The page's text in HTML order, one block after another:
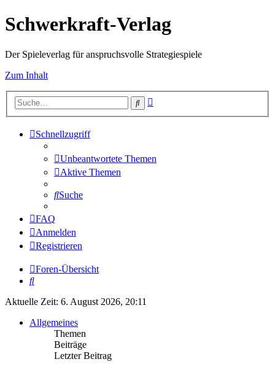
Schwerkraft-Verlag
Der Spieleverlag für anspruchsvolle Strategiespiele
Zum Inhalt
Suche
Schnellzugriff
Unbeantwortete Themen
Aktive Themen
Suche
FAQ
Anmelden
Registrieren
Foren-Übersicht
Suche
Aktuelle Zeit: 6. August 2026, 20:11
Allgemeines
Themen
Beiträge
Letzter Beitrag